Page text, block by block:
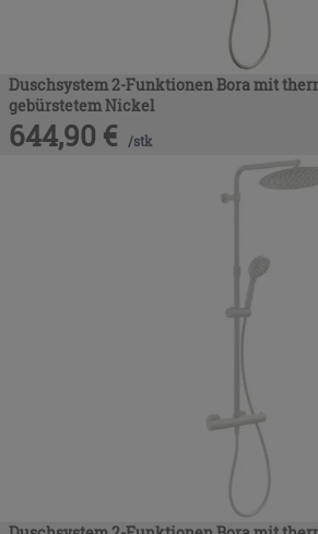
Duschsystem 2-Funktionen Bora mit
gebürstetem Nickel
644,90 € /stk